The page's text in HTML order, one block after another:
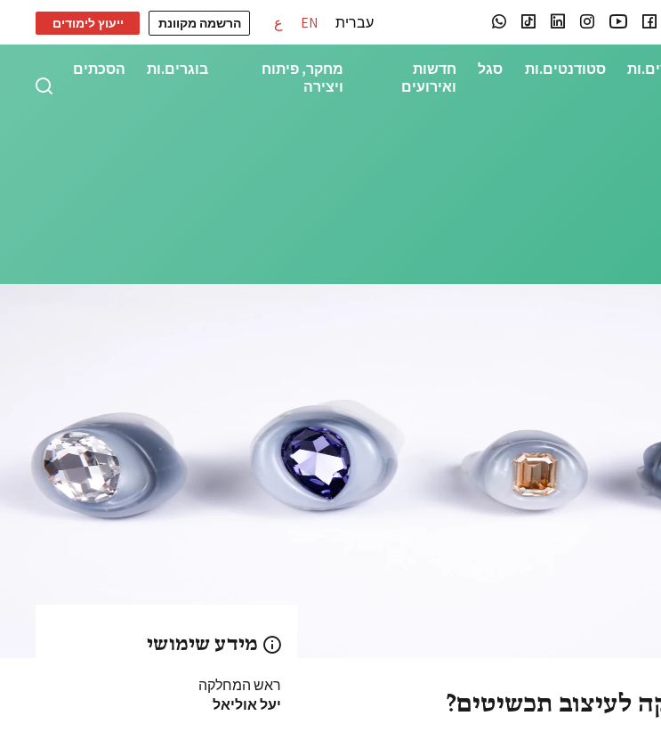
עברית EN ع הרשמה מקוונת ייעוץ לימודים
סטודנטים.ות סגל
חדשות
ואירועים
מחקר, פיתוח
ויצירה
בוגרים.ות הסכתים
לעיצוב תכשיטים?
מידע שימושי
ראש המחלקה
יעל אוליאל